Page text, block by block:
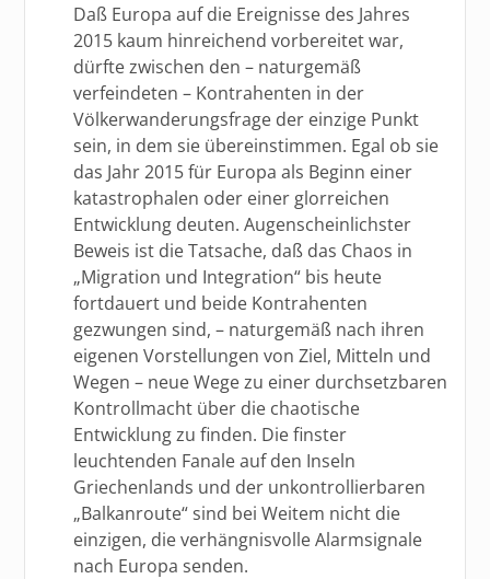
Daß Europa auf die Ereignisse des Jahres
2015 kaum hinreichend vorbereitet war,
dürfte zwischen den – naturgemäß
verfeindeten – Kontrahenten in der
Völkerwanderungsfrage der einzige Punkt
sein, in dem sie übereinstimmen. Egal ob sie
das Jahr 2015 für Europa als Beginn einer
katastrophalen oder einer glorreichen
Entwicklung deuten. Augenscheinlichster
Beweis ist die Tatsache, daß das Chaos in
„Migration und Integration“ bis heute
fortdauert und beide Kontrahenten
gezwungen sind, – naturgemäß nach ihren
eigenen Vorstellungen von Ziel, Mitteln und
Wegen – neue Wege zu einer durchsetzbaren
Kontrollmacht über die chaotische
Entwicklung zu finden. Die finster
leuchtenden Fanale auf den Inseln
Griechenlands und der unkontrollierbaren
„Balkanroute“ sind bei Weitem nicht die
einzigen, die verhängnisvolle Alarmsignale
nach Europa senden.